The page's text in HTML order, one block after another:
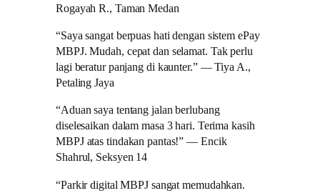
Rogayah R., Taman Medan
“Saya sangat berpuas hati dengan sistem ePay
MBPJ. Mudah, cepat dan selamat. Tak perlu
lagi beratur panjang di kaunter.” — Tiya A.,
Petaling Jaya
“Aduan saya tentang jalan berlubang
diselesaikan dalam masa 3 hari. Terima kasih
MBPJ atas tindakan pantas!” — Encik
Shahrul, Seksyen 14
“Parkir digital MBPJ sangat memudahkan.